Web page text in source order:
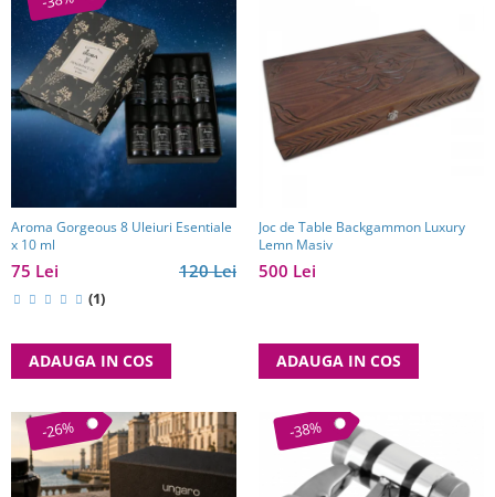
Aroma Gorgeous 8 Uleiuri Esentiale
x 10 ml
120 Lei
75 Lei
(1)
ADAUGA IN COS
Joc de Table Backgammon Luxury
Lemn Masiv
500 Lei
ADAUGA IN COS
-26% -38%